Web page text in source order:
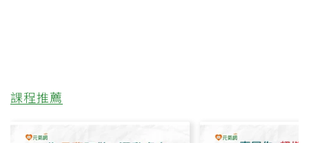
課程推薦